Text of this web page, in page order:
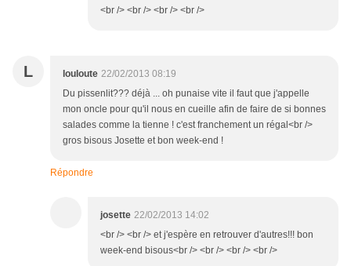
<br /> <br /> <br /> <br />
L louloute 22/02/2013 08:19
Du pissenlit??? déjà ... oh punaise vite il faut que j'appelle
mon oncle pour qu'il nous en cueille afin de faire de si bonnes
salades comme la tienne ! c'est franchement un régal<br />
gros bisous Josette et bon week-end !
Répondre
josette 22/02/2013 14:02
<br /> <br /> et j'espère en retrouver d'autres!!! bon
week-end bisous<br /> <br /> <br /> <br />